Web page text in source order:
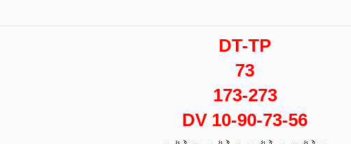
DT-TP
73
173-273
DV 10-90-73-56